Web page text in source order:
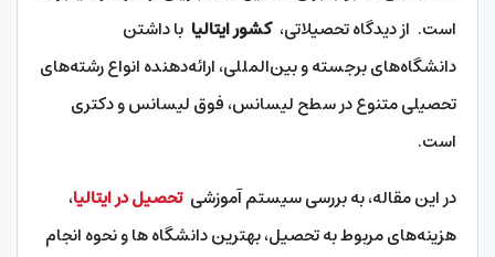
است. از دیدگاه تحصیلاتی، کشور ایتالیا با داشتن
دانشگاه‌های برجسته و بین‌المللی، ارائه‌دهنده انواع رشته‌های
تحصیلی متنوع در سطح لیسانس، فوق لیسانس و دکتری
است.
در این مقاله، به بررسی سیستم آموزشیتحصیل در ایتالیا،
هزینه‌های مربوط به تحصیل، بهترین دانشگاه ‌ها و نحوه انجام